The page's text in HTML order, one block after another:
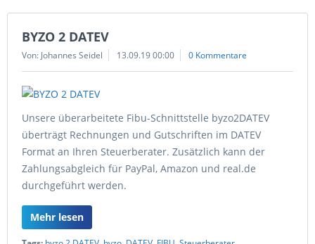
BYZO 2 DATEV
Von: Johannes Seidel 13.09.19 00:00 0 Kommentare
Unsere überarbeitete Fibu-Schnittstelle byzo2DATEV
überträgt Rechnungen und Gutschriften im DATEV
Format an Ihren Steuerberater. Zusätzlich kann der
Zahlungsabgleich für PayPal, Amazon und real.de
durchgeführt werden.
Mehr lesen